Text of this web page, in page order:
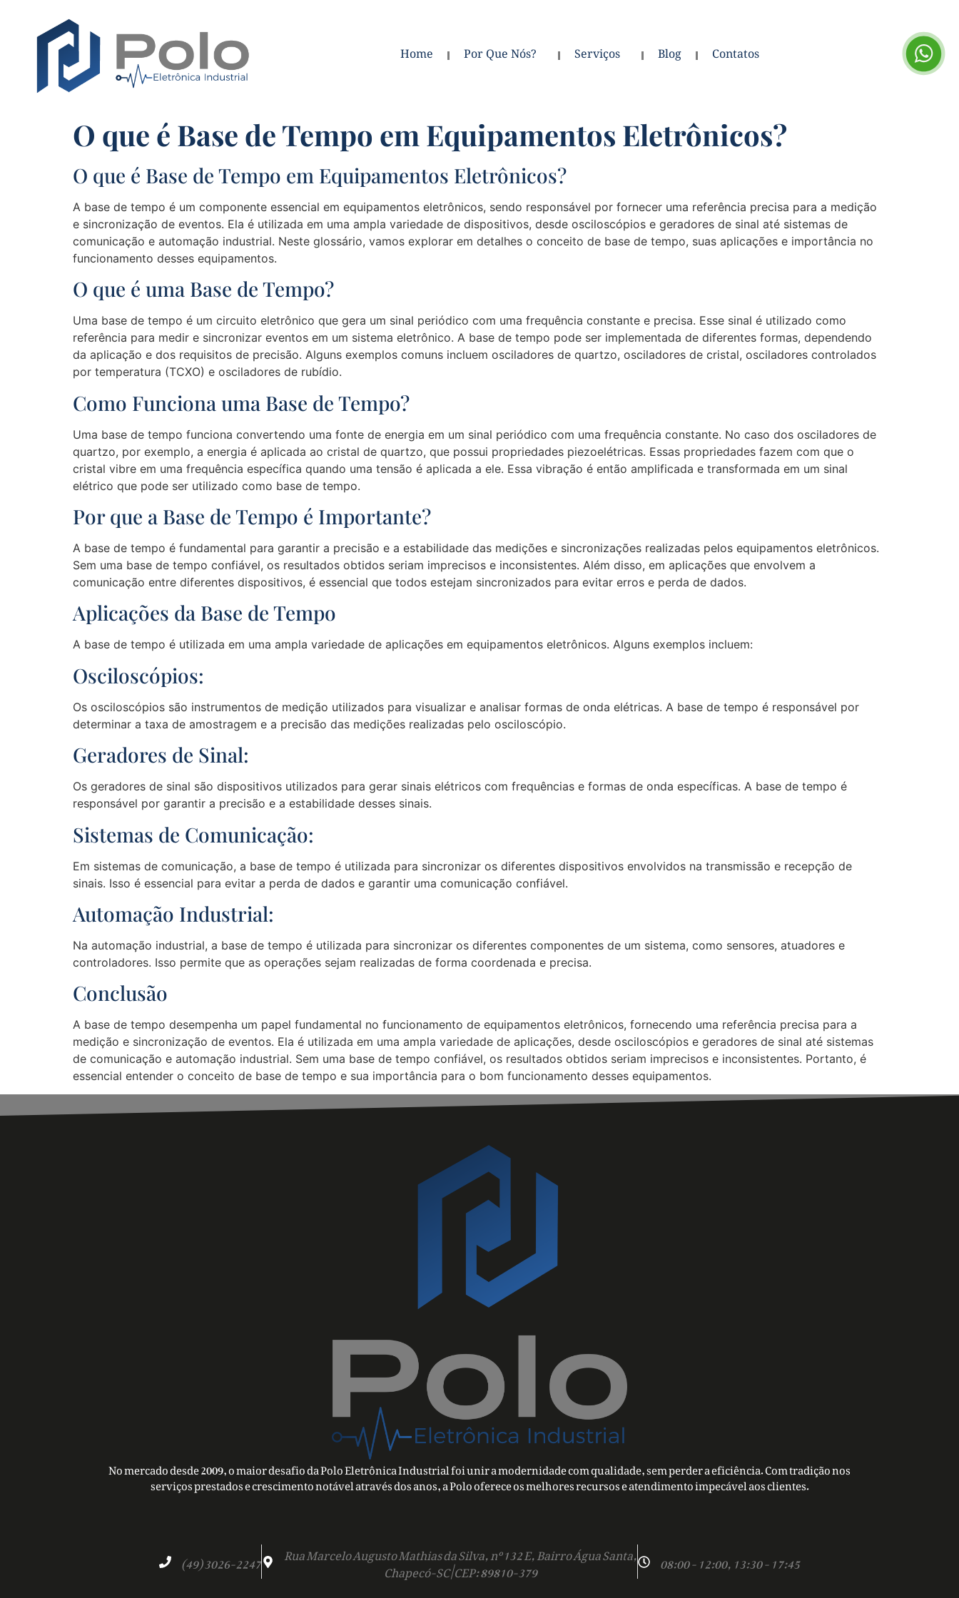
Home Por Que Nós? Serviços Blog Contatos
O que é Base de Tempo em Equipamentos Eletrônicos?
O que é Base de Tempo em Equipamentos Eletrônicos?
A base de tempo é um componente essencial em equipamentos eletrônicos, sendo responsável por fornecer uma referência precisa para a medição
e sincronização de eventos. Ela é utilizada em uma ampla variedade de dispositivos, desde osciloscópios e geradores de sinal até sistemas de
comunicação e automação industrial. Neste glossário, vamos explorar em detalhes o conceito de base de tempo, suas aplicações e importância no
funcionamento desses equipamentos.
O que é uma Base de Tempo?
Uma base de tempo é um circuito eletrônico que gera um sinal periódico com uma frequência constante e precisa. Esse sinal é utilizado como
referência para medir e sincronizar eventos em um sistema eletrônico. A base de tempo pode ser implementada de diferentes formas, dependendo
da aplicação e dos requisitos de precisão. Alguns exemplos comuns incluem osciladores de quartzo, osciladores de cristal, osciladores controlados
por temperatura (TCXO) e osciladores de rubídio.
Como Funciona uma Base de Tempo?
Uma base de tempo funciona convertendo uma fonte de energia em um sinal periódico com uma frequência constante. No caso dos osciladores de
quartzo, por exemplo, a energia é aplicada ao cristal de quartzo, que possui propriedades piezoelétricas. Essas propriedades fazem com que o
cristal vibre em uma frequência específica quando uma tensão é aplicada a ele. Essa vibração é então amplificada e transformada em um sinal
elétrico que pode ser utilizado como base de tempo.
Por que a Base de Tempo é Importante?
A base de tempo é fundamental para garantir a precisão e a estabilidade das medições e sincronizações realizadas pelos equipamentos eletrônicos.
Sem uma base de tempo confiável, os resultados obtidos seriam imprecisos e inconsistentes. Além disso, em aplicações que envolvem a
comunicação entre diferentes dispositivos, é essencial que todos estejam sincronizados para evitar erros e perda de dados.
Aplicações da Base de Tempo
A base de tempo é utilizada em uma ampla variedade de aplicações em equipamentos eletrônicos. Alguns exemplos incluem:
Osciloscópios:
Os osciloscópios são instrumentos de medição utilizados para visualizar e analisar formas de onda elétricas. A base de tempo é responsável por
determinar a taxa de amostragem e a precisão das medições realizadas pelo osciloscópio.
Geradores de Sinal:
Os geradores de sinal são dispositivos utilizados para gerar sinais elétricos com frequências e formas de onda específicas. A base de tempo é
responsável por garantir a precisão e a estabilidade desses sinais.
Sistemas de Comunicação:
Em sistemas de comunicação, a base de tempo é utilizada para sincronizar os diferentes dispositivos envolvidos na transmissão e recepção de
sinais. Isso é essencial para evitar a perda de dados e garantir uma comunicação confiável.
Automação Industrial:
Na automação industrial, a base de tempo é utilizada para sincronizar os diferentes componentes de um sistema, como sensores, atuadores e
controladores. Isso permite que as operações sejam realizadas de forma coordenada e precisa.
Conclusão
A base de tempo desempenha um papel fundamental no funcionamento de equipamentos eletrônicos, fornecendo uma referência precisa para a
medição e sincronização de eventos. Ela é utilizada em uma ampla variedade de aplicações, desde osciloscópios e geradores de sinal até sistemas
de comunicação e automação industrial. Sem uma base de tempo confiável, os resultados obtidos seriam imprecisos e inconsistentes. Portanto, é
essencial entender o conceito de base de tempo e sua importância para o bom funcionamento desses equipamentos.
No mercado desde 2009, o maior desafio da Polo Eletrônica Industrial foi unir a modernidade com qualidade, sem perder a eficiência. Com tradição nos
serviços prestados e crescimento notável através dos anos, a Polo oferece os melhores recursos e atendimento impecável aos clientes.
(49) 3026-2247 Rua Marcelo Augusto Mathias da Silva, nº 132 E, Bairro Água Santa,
Chapecó-SC | CEP: 89810-379 08:00 - 12:00, 13:30 - 17:45